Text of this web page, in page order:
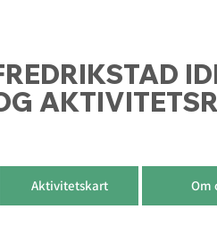
Aktivitetskart Om